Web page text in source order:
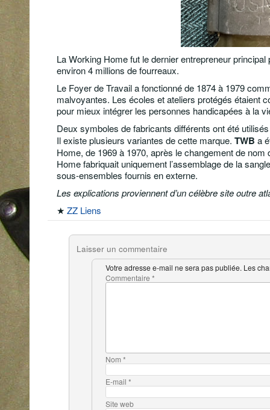
La Working Home fut le dernier entrepreneur
environ 4 millions de fourreaux.
Le Foyer de Travail a fonctionné de 1874 à 1979
malvoyantes. Les écoles et ateliers protégés étaient
pour mieux intégrer les personnes handicapées à la
Deux symboles de fabricants différents ont été
Il existe plusieurs variantes de cette marque. TWB a
Home, de 1969 à 1970, après le changement de
Home fabriquait uniquement l’assemblage de la
sous-ensembles fournis en externe.
Les explications proviennent d’un célèbre site outre
★ ZZ Liens
Laisser un commentaire
Votre adresse e-mail ne sera pas publiée. Les
Commentaire*
Nom*
E-mail*
Site web